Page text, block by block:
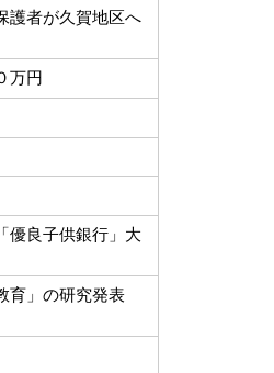
者が久賀地区へ
万円
良子供銀行」大
育」の研究発表